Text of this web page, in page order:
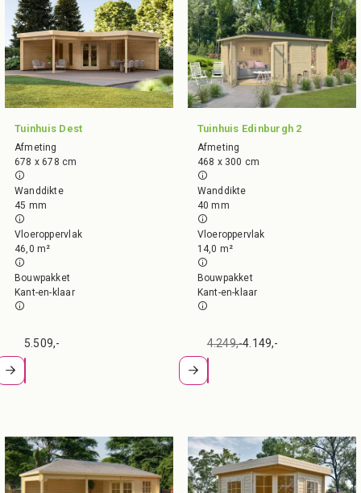
Tuinhuis Dest
Afmeting
678 x 678 cm
Wanddikte
45 mm
Vloeroppervlak
46,0 m²
Bouwpakket
Kant-en-klaar
5.509,-
Tuinhuis Edinburgh 2
Afmeting
468 x 300 cm
Wanddikte
40 mm
Vloeroppervlak
14,0 m²
Bouwpakket
Kant-en-klaar
4.249,-4.149,-